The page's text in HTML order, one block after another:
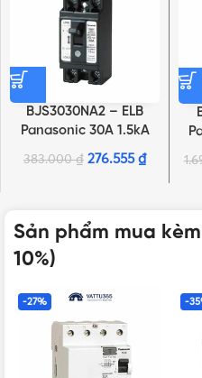
BJS3030NA2 – ELB
Panasonic 30A 1.5kA
30mA
383.000₫ 276.555₫
Sản phẩm mua
10%)
-27% -